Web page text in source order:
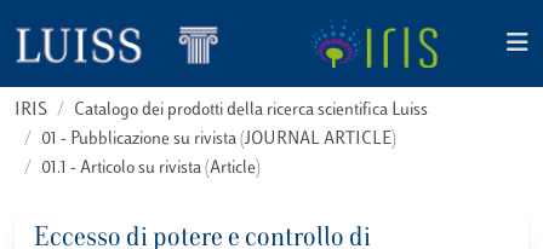
IRIS
Catalogo dei prodotti della ricerca scientifica Luiss
01 - Pubblicazione su rivista (JOURNAL ARTICLE)
01.1 - Articolo su rivista (Article)
Eccesso di potere e controllo di